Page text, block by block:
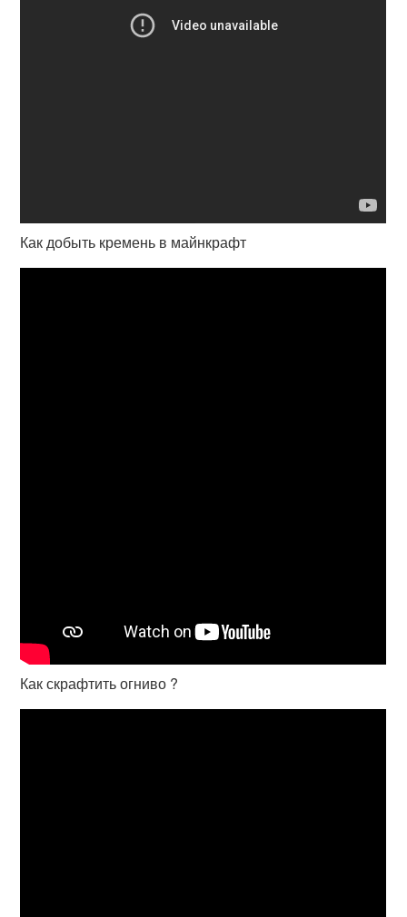
Как добыть кремень в майнкрафт
Как скрафтить огниво ?